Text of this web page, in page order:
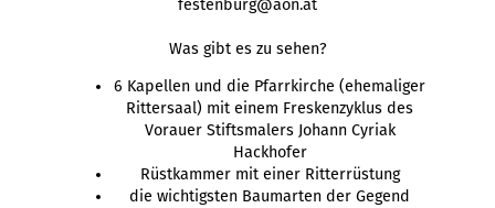
festenburg@aon.at
Was gibt es zu sehen?
6 Kapellen und die Pfarrkirche (ehemaliger
Rittersaal) mit einem Freskenzyklus des
Vorauer Stiftsmalers Johann Cyriak
Hackhofer
Rüstkammer mit einer Ritterrüstung
die wichtigsten Baumarten der Gegend